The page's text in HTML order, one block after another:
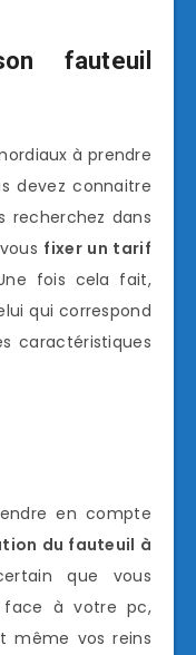
fauteuil
à prendre
devez connaitre
recherchez dans
fixer un tarif
fois cela fait,
qui correspond
caractéristiques
en compte
du fauteuil à
que vous
face à votre pc,
même vos reins